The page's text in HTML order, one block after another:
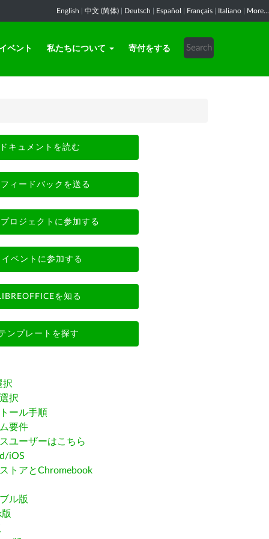
English 中文 (简体) Deutsch Español Français Italiano More...
イベント 私たちについて 寄付をする
ドキュメントを読む
フィードバックを送る
プロジェクトに参加する
イベントに参加する
を知る
ンプレートを探す
択
択
ール手順
要件
ユーザーはこちら
iOS
トアとChromebook
ル版